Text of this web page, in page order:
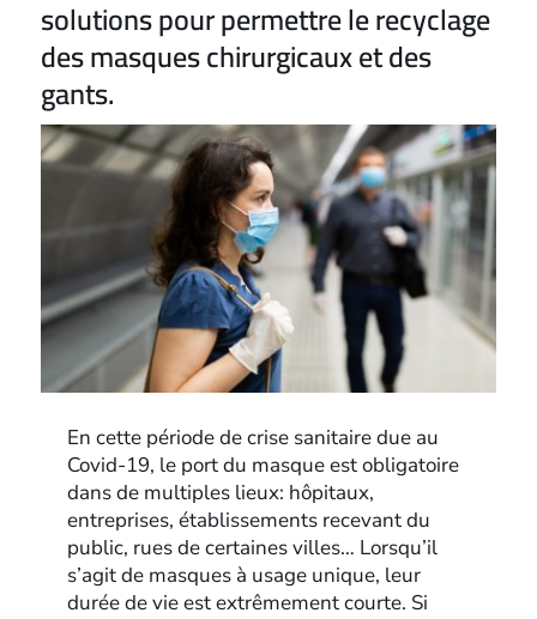
solutions pour permettre le recyclage
des masques chirurgicaux et des
gants.
En cette période de crise sanitaire due au
Covid-19, le port du masque est obligatoire
dans de multiples lieux: hôpitaux,
entreprises, établissements recevant du
public, rues de certaines villes… Lorsqu’il
s’agit de masques à usage unique, leur
durée de vie est extrêmement courte. Si